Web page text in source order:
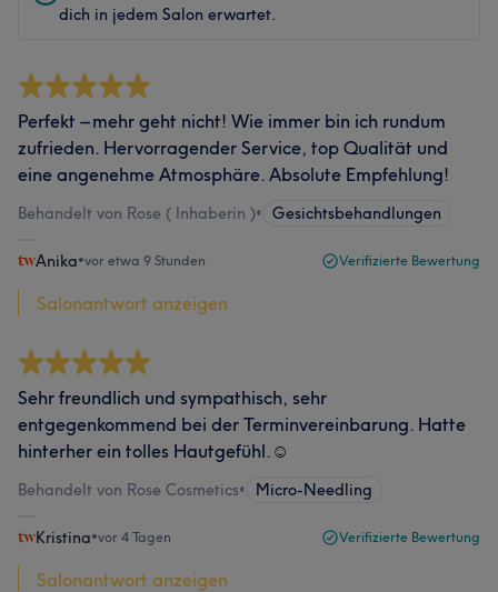
dich in jedem Salon erwartet.
Perfekt – mehr geht nicht! Wie immer bin ich rundum
zufrieden. Hervorragender Service, top Qualität und
eine angenehme Atmosphäre. Absolute Empfehlung!
Behandelt von Rose ( Inhaberin )• Gesichtsbehandlungen
Anika•vor etwa 9 Stunden Verifizierte Bewertung
Salonantwort anzeigen
Sehr freundlich und sympathisch, sehr
entgegenkommend bei der Terminvereinbarung. Hatte
hinterher ein tolles Hautgefühl.☺️
Behandelt von Rose Cosmetics• Micro-Needling
Kristina•vor 4 Tagen Verifizierte Bewertung
Salonantwort anzeigen